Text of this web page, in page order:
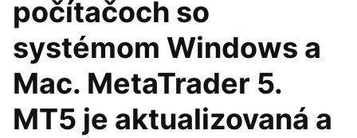
počítačoch so
systémom Windows a
Mac. MetaTrader 5.
MT5 je aktualizovaná a